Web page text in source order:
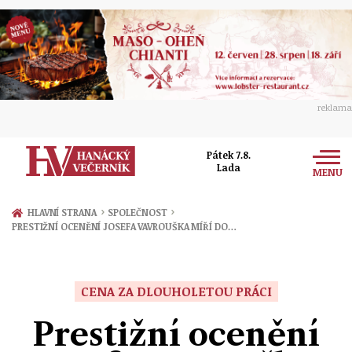
reklama
Pátek 7.8.
Lada
MENU
Zprávy
Přerov
Ekonomika
Ženy
Sport
HLAVNÍ STRANA › SPOLEČNOST ›
PRESTIŽNÍ OCENĚNÍ JOSEFA VAVROUŠKA MÍŘÍ DO…
CENA ZA DLOUHOLETOU PRÁCI
Prestižní ocenění